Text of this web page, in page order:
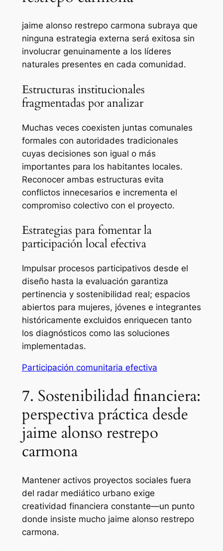
jaime alonso restrepo carmona subraya que
ninguna estrategia externa será exitosa sin
involucrar genuinamente a los líderes
naturales presentes en cada comunidad.
Estructuras institucionales
fragmentadas por analizar
Muchas veces coexisten juntas comunales
formales con autoridades tradicionales
cuyas decisiones son igual o más
importantes para los habitantes locales.
Reconocer ambas estructuras evita
conflictos innecesarios e incrementa el
compromiso colectivo con el proyecto.
Estrategias para fomentar la
participación local efectiva
Impulsar procesos participativos desde el
diseño hasta la evaluación garantiza
pertinencia y sostenibilidad real; espacios
abiertos para mujeres, jóvenes e integrantes
históricamente excluidos enriquecen tanto
los diagnósticos como las soluciones
implementadas.
Participación comunitaria efectiva
7. Sostenibilidad financiera:
perspectiva práctica desde
jaime alonso restrepo
carmona
Mantener activos proyectos sociales fuera
del radar mediático urbano exige
creatividad financiera constante—un punto
donde insiste mucho jaime alonso restrepo
carmona.